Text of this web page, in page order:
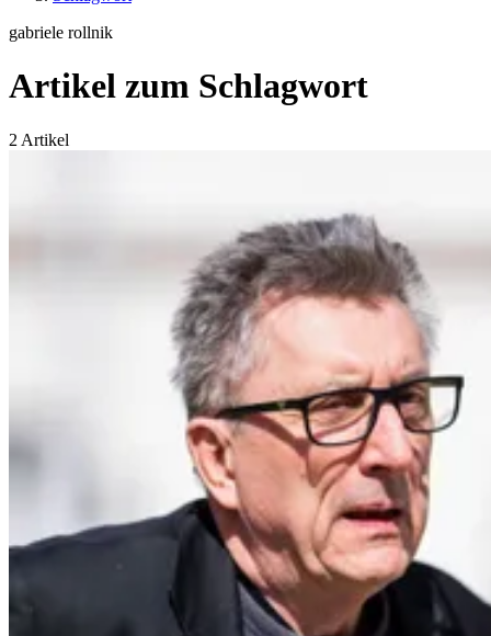
gabriele rollnik
Artikel zum Schlagwort
2 Artikel